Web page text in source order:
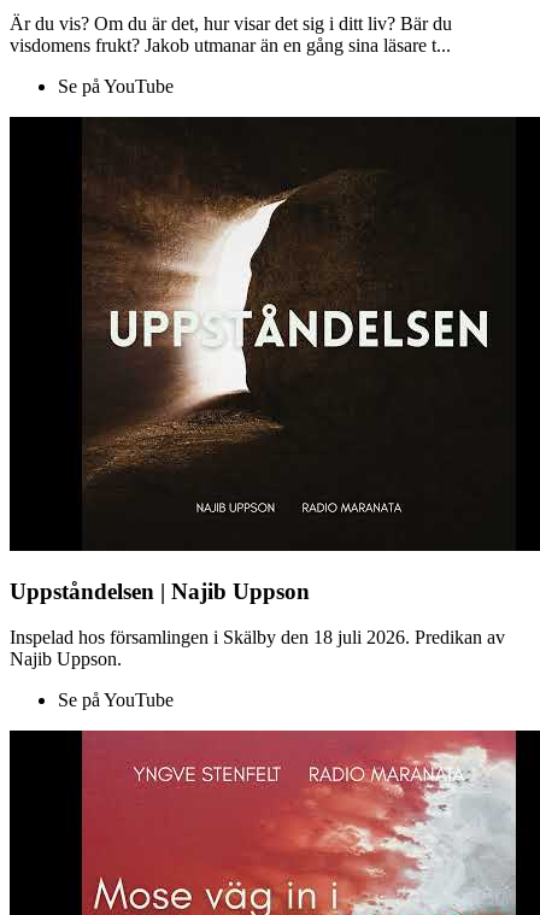
Är du vis? Om du är det, hur visar det sig i ditt liv? Bär du
visdomens frukt? Jakob utmanar än en gång sina läsare t...
Se på YouTube
Uppståndelsen | Najib Uppson
Inspelad hos församlingen i Skälby den 18 juli 2026. Predikan av
Najib Uppson.
Se på YouTube